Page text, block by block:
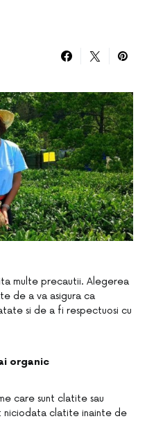
multe precautii. Alegerea
de a va asigura ca
si de a fi respectuosi cu
organic
care sunt clatite sau
niciodata clatite inainte de